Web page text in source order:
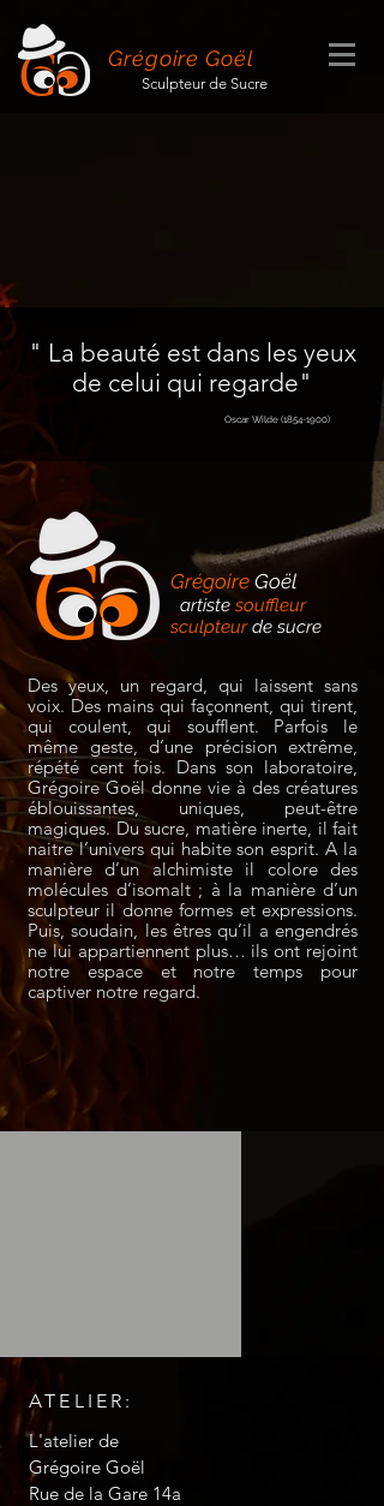
Grégoire Goël
Sculpteur de Sucre
" La beauté est dans les yeux
de celui qui regarde"
Oscar Wilde (1854-1900)
Grégoire Goël
artiste souffleur
sculpteurde sucre
Des yeux, un regard, qui laissent sans
voix. Des mains qui façonnent, qui tirent,
qui coulent, qui soufflent. Parfois le
même geste, d’une précision extrême,
répété cent fois. Dans son laboratoire,
Grégoire Goël donne vie à des créatures
éblouissantes, uniques, peut-être
magiques. Du sucre, matière inerte, il fait
naitre l’univers qui habite son esprit. A la
manière d’un alchimiste il colore des
molécules d’isomalt ; à la manière d’un
sculpteur il donne formes et expressions.
Puis, soudain, les êtres qu’il a engendrés
ne lui appartiennent plus… ils ont rejoint
notre espace et notre temps pour
captiver notre regard.
ATELIER:
L'atelier de
Grégoire Goël
Rue de la Gare 14a